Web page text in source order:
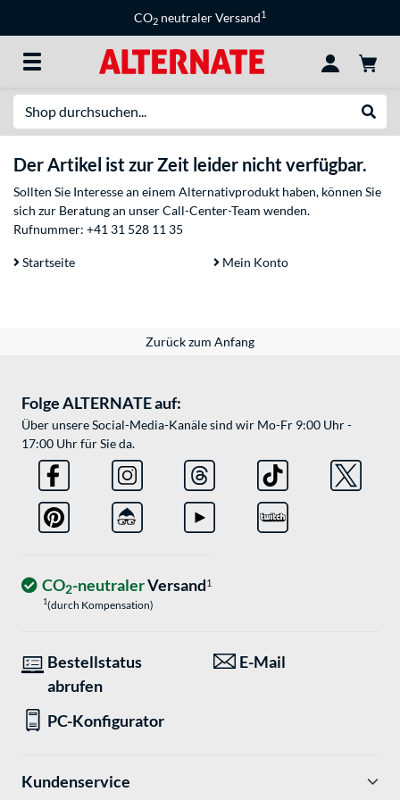
CO2 neutraler Versand1
Der Artikel ist zur Zeit leider nicht verfügbar.
Sollten Sie Interesse an einem Alternativprodukt haben, können Sie
sich zur Beratung an unser Call-Center-Team wenden.
Rufnummer: +41 31 528 11 35
Startseite Mein Konto
Zurück zum Anfang
Folge ALTERNATE auf:
Über unsere Social-Media-Kanäle sind wir Mo-Fr 9:00 Uhr -
17:00 Uhr für Sie da.
CO2-neutralerVersand1
1(durch Kompensation)
Bestellstatus
abrufen
E-Mail
PC-Konfigurator
Kundenservice